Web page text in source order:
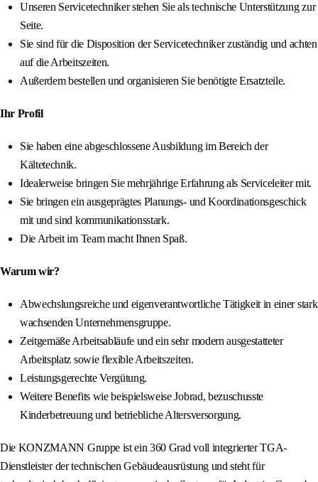
Unseren Servicetechniker stehen Sie als technische Unterstützung zur
Seite.
Sie sind für die Disposition der Servicetechniker zuständig und achten
auf die Arbeitszeiten.
Außerdem bestellen und organisieren Sie benötigte Ersatzteile.
Ihr Profil
Sie haben eine abgeschlossene Ausbildung im Bereich der
Kältetechnik.
Idealerweise bringen Sie mehrjährige Erfahrung als Serviceleiter mit.
Sie bringen ein ausgeprägtes Planungs- und Koordinationsgeschick
mit und sind kommunikationsstark.
Die Arbeit im Team macht Ihnen Spaß.
Warum wir?
Abwechslungsreiche und eigenverantwortliche Tätigkeit in einer stark
wachsenden Unternehmensgruppe.
Zeitgemäße Arbeitsabläufe und ein sehr modern ausgestatteter
Arbeitsplatz sowie flexible Arbeitszeiten.
Leistungsgerechte Vergütung.
Weitere Benefits wie beispielsweise Jobrad, bezuschusste
Kinderbetreuung und betriebliche Altersversorgung.
Die KONZMANN Gruppe ist ein 360 Grad voll integrierter TGA-
Dienstleister der technischen Gebäudeausrüstung und steht für